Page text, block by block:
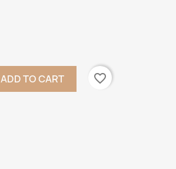
ADD TO CART
favorite_border